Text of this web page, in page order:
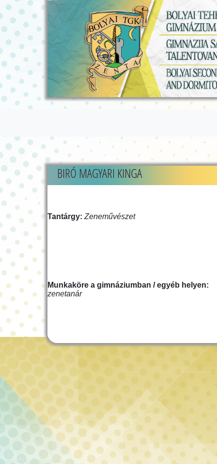
BIRÓ MAGYARI KINGA
Tantárgy: Zeneművészet
Munkaköre a gimnáziumban / egyéb helyen:
zenetanár